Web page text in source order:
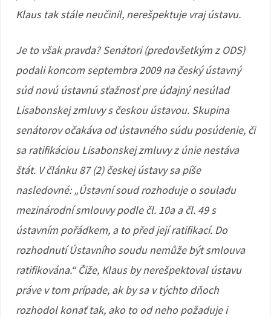
Klaus tak stále neučinil, nerešpektuje vraj ústavu.
Je to však pravda? Senátori (predovšetkým z ODS)
podali koncom septembra 2009 na český ústavný
súd novú ústavnú sťažnosť pre údajný nesúlad
Lisabonskej zmluvy s českou ústavou. Skupina
senátorov očakáva od ústavného súdu posúdenie, či
sa ratifikáciou Lisabonskej zmluvy z únie nestáva
štát. V článku 87 (2) českej ústavy sa píše
nasledovné: „Ústavní soud rozhoduje o souladu
mezinárodní smlouvy podle čl. 10a a čl. 49 s
ústavním pořádkem, a to před její ratifikací. Do
rozhodnutí Ústavního soudu nemůže být smlouva
ratifikována.“ Čiže, Klaus by nerešpektoval ústavu
práve v tom prípade, ak by sa v týchto dňoch
rozhodol konať tak, ako to od neho požaduje i